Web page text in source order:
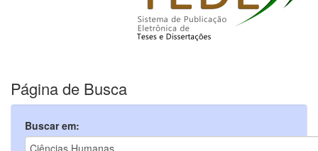
Página de Busca
Buscar em: